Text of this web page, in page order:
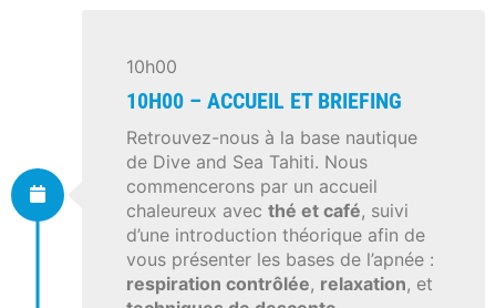
10h00
10H00 – ACCUEIL ET BRIEFING
Retrouvez-nous à la base nautique
de Dive and Sea Tahiti. Nous
commencerons par un accueil
chaleureux avec thé et café, suivi
d’une introduction théorique afin de
vous présenter les bases de l’apnée :
respiration contrôlée, relaxation, et